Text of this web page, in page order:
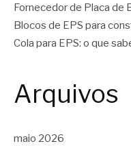
Fornecedor de Placa de
Blocos de EPS para
Cola para EPS: o que
Arquivos
maio 2026